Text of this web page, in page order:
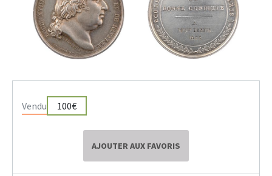
Vendu 100€
AJOUTER AUX FAVORIS